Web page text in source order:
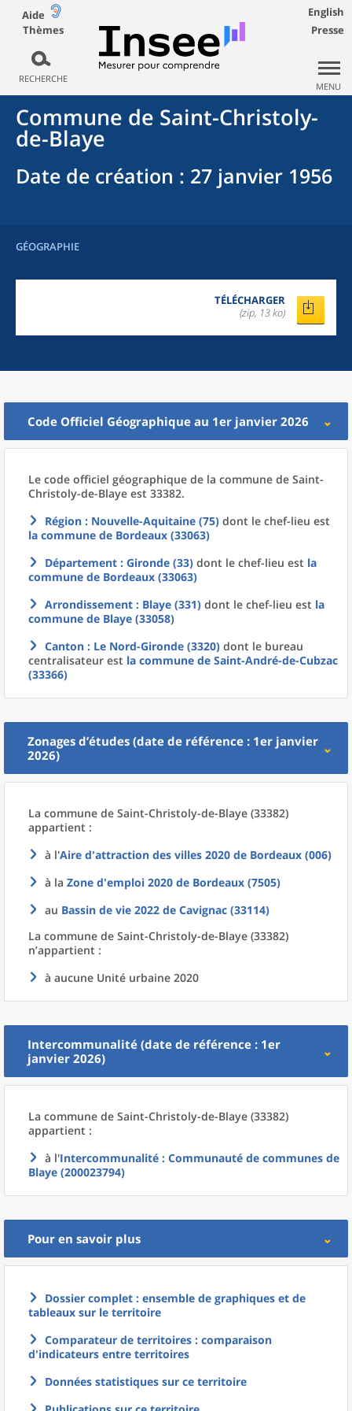
Aide
Thèmes
RECHERCHE
English
Presse
MENU
Commune de Saint-Christoly-
de-Blaye
Date de création : 27 janvier 1956
GÉOGRAPHIE
TÉLÉCHARGER
(zip, 13 ko)
Code Officiel Géographique au 1er janvier 2026
Le code officiel géographique de la commune de Saint-
Christoly-de-Blaye est 33382.
Région : Nouvelle-Aquitaine (75) dont le chef-lieu est
la commune de Bordeaux (33063)
Département : Gironde (33) dont le chef-lieu est la
commune de Bordeaux (33063)
Arrondissement : Blaye (331) dont le chef-lieu est la
commune de Blaye (33058)
Canton : Le Nord-Gironde (3320) dont le bureau
centralisateur est la commune de Saint-André-de-Cubzac
(33366)
Zonages d’études (date de référence : 1er janvier
2026)
La commune de Saint-Christoly-de-Blaye (33382)
appartient :
à l'Aire d'attraction des villes 2020 de Bordeaux (006)
à la Zone d'emploi 2020 de Bordeaux (7505)
au Bassin de vie 2022 de Cavignac (33114)
La commune de Saint-Christoly-de-Blaye (33382)
n’appartient :
à aucune Unité urbaine 2020
Intercommunalité (date de référence : 1er
janvier 2026)
La commune de Saint-Christoly-de-Blaye (33382)
appartient :
à l'Intercommunalité : Communauté de communes de
Blaye (200023794)
Pour en savoir plus
Dossier complet : ensemble de graphiques et de
tableaux sur le territoire
Comparateur de territoires : comparaison
d'indicateurs entre territoires
Données statistiques sur ce territoire